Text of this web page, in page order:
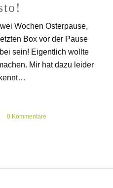
Wochen Osterpause,
Box vor der Pause
sein! Eigentlich wollte
Mir hat dazu leider
0 Kommentare